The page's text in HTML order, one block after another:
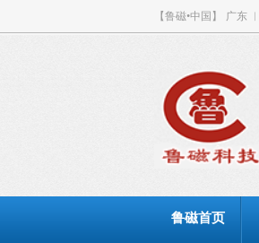
【鲁磁•中国】 广东
鲁磁首页